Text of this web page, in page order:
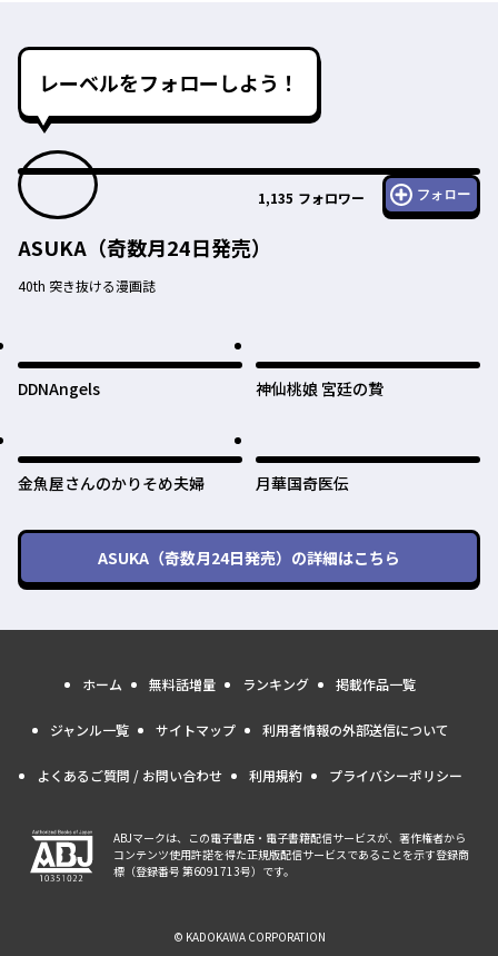
レーベルをフォローしよう！
1,135 フォロワー フォロー
ASUKA（奇数月24日発売）
40th 突き抜ける漫画誌
DDNAngels 神仙桃娘 宮廷の贄
金魚屋さんのかりそめ夫婦 月華国奇医伝
ASUKA（奇数月24日発売） の詳細はこちら
ホーム 無料話増量 ランキング 掲載作品一覧
ジャンル一覧 サイトマップ 利用者情報の外部送信について
よくあるご質問 / お問い合わせ 利用規約 プライバシーポリシー
ABJマークは、この電子書店・電子書籍配信サービスが、著作権者から
コンテンツ使用許諾を得た正規版配信サービスであることを示す登録商
標（登録番号 第6091713号）です。
© KADOKAWA CORPORATION